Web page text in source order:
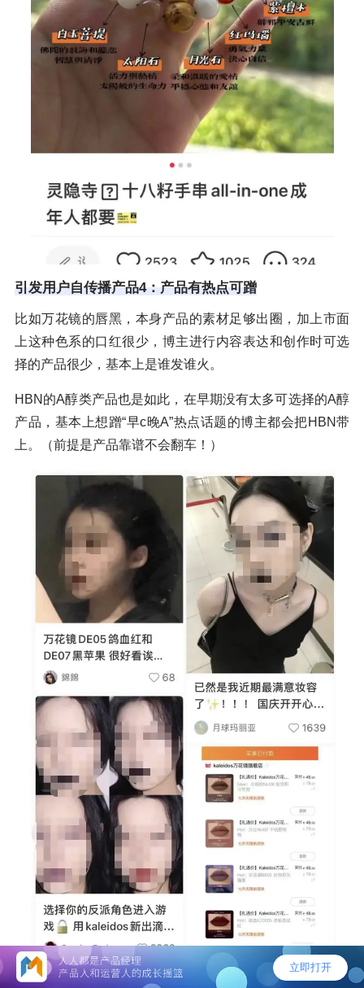
引发用户自传播产品4：产品有热点可蹭
比如万花镜的唇黑，本身产品的素材足够出圈，加上市面
上这种色系的口红很少，博主进行内容表达和创作时可选
择的产品很少，基本上是谁发谁火。
HBN的A醇类产品也是如此，在早期没有太多可选择的A醇
产品，基本上想蹭“早c晚A”热点话题的博主都会把HBN带
上。（前提是产品靠谱不会翻车！）